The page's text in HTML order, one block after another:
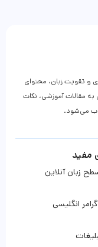
و تقویت زبان، محتوای
به مقالات آموزشی، نکات
می‌شود.
مفید
زبان آنلاین
انگلیسی